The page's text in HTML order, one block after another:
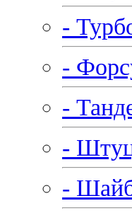
-
-
-
-
-